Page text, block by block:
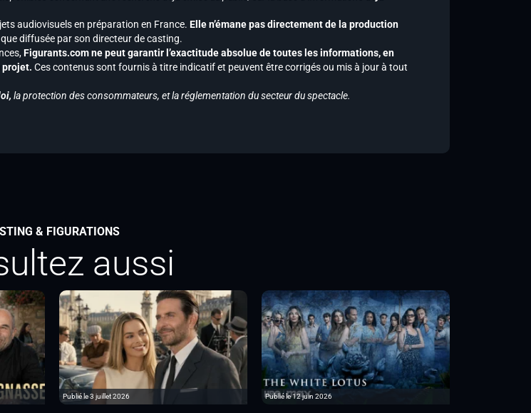
audiovisuels en préparation en France. Elle n’émane pas directement de la production
diffusée par son directeur de casting.
Figurants.com ne peut garantir l’exactitude absolue de toutes les informations, en
projet. Ces contenus sont fournis à titre indicatif et peuvent être corrigés ou mis à jour à tout
la protection des consommateurs, et la réglementation du secteur du spectacle.
& FIGURATIONS
aussi
Publié le 3 juillet 2026 Publié le 12 juin 2026